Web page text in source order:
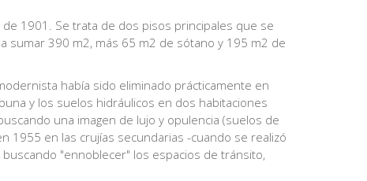
1901. Se trata de dos pisos principales que se
sumar 390 m2, más 65 m2 de sótano y 195 m2 de
había sido eliminado prácticamente en
y los suelos hidráulicos en dos habitaciones
una imagen de lujo y opulencia (suelos de
1955 en las crujías secundarias -cuando se realizó
"ennoblecer" los espacios de tránsito,